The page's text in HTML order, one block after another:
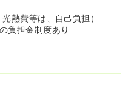
熱費等は、自己負担）
負担金制度あり